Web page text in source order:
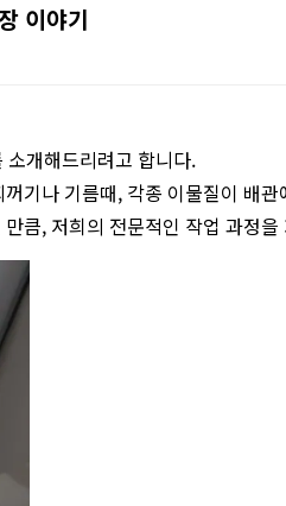
이야기
개해드리려고 합니다.
기나 기름때, 각종 이물질이 배
큼, 저희의 전문적인 작업 과정